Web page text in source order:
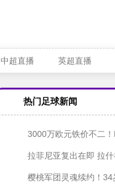
中超直播 英超直播
热门足球新闻
3000万欧元铁价不二！ESPN独家：卡里
拉菲尼亚复出在即 拉
樱桃军团灵魂续约！34岁队